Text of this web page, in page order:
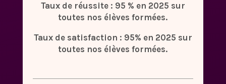
Taux de réussite : 95 % en 2025 sur
toutes nos élèves formées.
Taux de satisfaction : 95% en 2025 sur
toutes nos élèves formées.